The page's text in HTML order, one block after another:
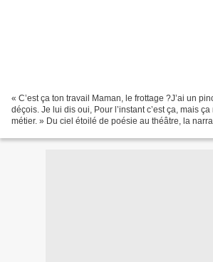
« C’est ça ton travail Maman, le frottage ?J’ai un
déçois. Je lui dis oui, Pour l’instant c’est ça, mais ça
métier. » Du ciel étoilé de poésie au théâtre, la